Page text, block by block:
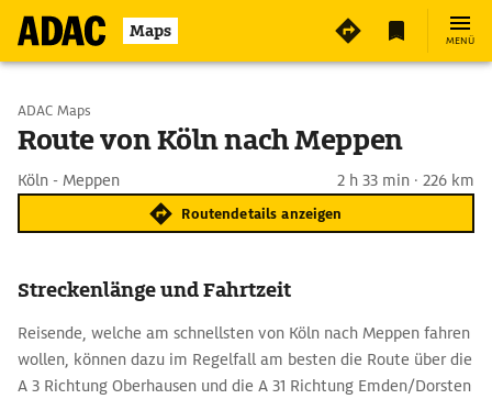
Maps MENÜ
Start wählen
ADAC Maps
Route von Köln nach Meppen
Köln - Meppen 2 h 33 min · 226 km
Routendetails anzeigen
Streckenlänge und Fahrtzeit
Reisende, welche am schnellsten von Köln nach Meppen fahren
wollen, können dazu im Regelfall am besten die Route über die
A 3 Richtung Oberhausen und die A 31 Richtung Emden/Dorsten